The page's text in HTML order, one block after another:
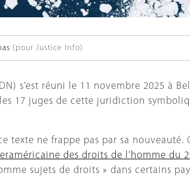
(pour Justice Info)
s’est réuni le 11 novembre 2025 à
17 juges de cette juridiction
texte ne frappe pas par sa
des droits de l’homme du
sujets de droits » dans certains